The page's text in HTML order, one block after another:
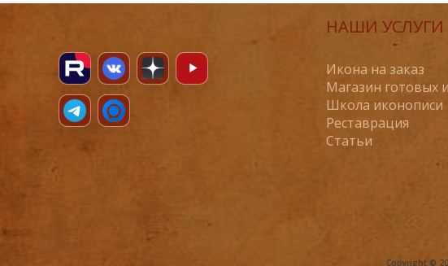
НАШИ УСЛУГИ
Икона на заказ
Магазин готовых
Школа иконописи
Реставрация
Статьи
Copyright ©